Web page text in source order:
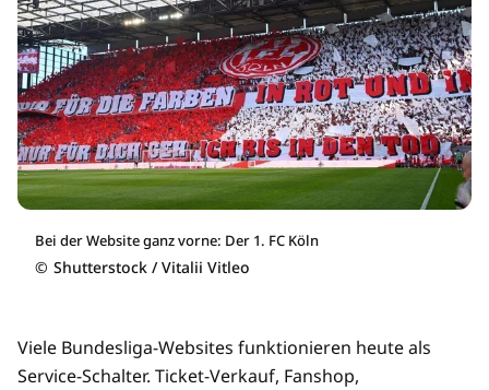
Bei der Website ganz vorne: Der 1. FC Köln
© Shutterstock / Vitalii Vitleo
Viele Bundesliga-Websites funktionieren heute als
Service-Schalter. Ticket-Verkauf, Fanshop,